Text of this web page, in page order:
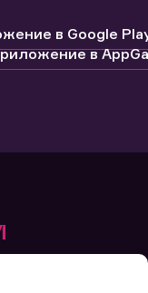
в Google
в